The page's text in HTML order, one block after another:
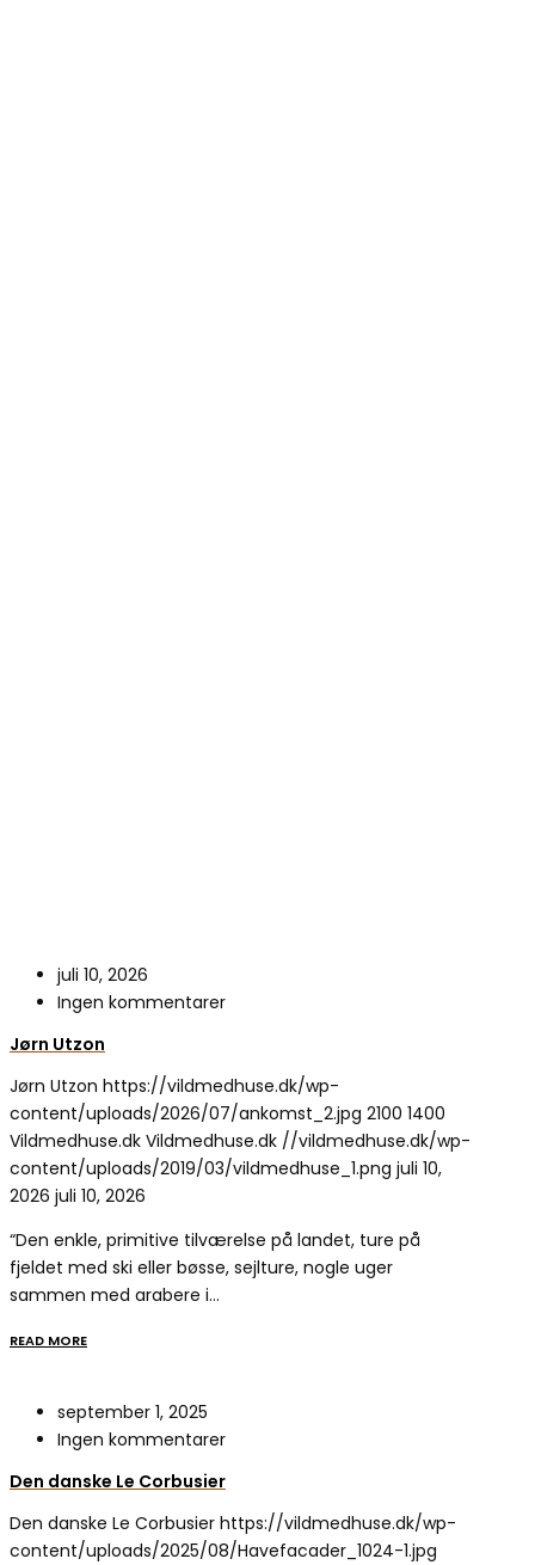
juli 10, 2026
Ingen kommentarer
Jørn Utzon
Jørn Utzon https://vildmedhuse.dk/wp-
content/uploads/2026/07/ankomst_2.jpg 2100 1400
Vildmedhuse.dk Vildmedhuse.dk //vildmedhuse.dk/wp-
content/uploads/2019/03/vildmedhuse_1.png juli 10,
2026 juli 10, 2026
“Den enkle, primitive tilværelse på landet, ture på
fjeldet med ski eller bøsse, sejlture, nogle uger
sammen med arabere i…
READ MORE
september 1, 2025
Ingen kommentarer
Den danske Le Corbusier
Den danske Le Corbusier https://vildmedhuse.dk/wp-
content/uploads/2025/08/Havefacader_1024-1.jpg